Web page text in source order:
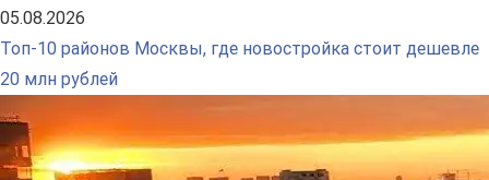
05.08.2026
Топ-10 районов Москвы, где новостройка стоит дешевле
20 млн рублей